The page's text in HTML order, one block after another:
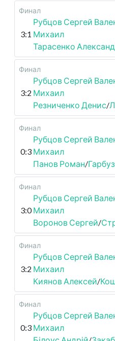
Финал
3:1
Рубцов Сергей
Михаил
Тарасенко
Финал
3:2
Рубцов Сергей
Михаил
Резниченко Денис/
Финал
0:3
Рубцов Сергей
Михаил
Панов Роман/
Финал
3:0
Рубцов Сергей
Михаил
Воронов Сергей/
Финал
3:2
Рубцов Сергей
Михаил
Киянов Алексей/
Финал
0:3
Рубцов Сергей
Михаил